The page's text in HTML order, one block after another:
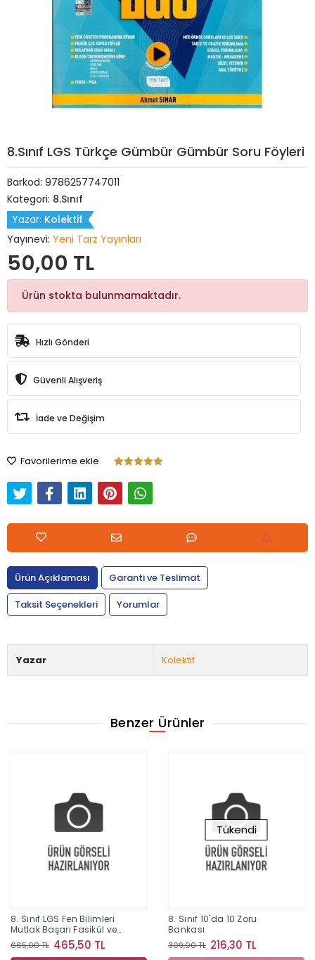
8.Sınıf LGS Türkçe Gümbür Gümbür Soru Föyleri
Barkod: 9786257747011
Kategori: 8.Sınıf
Yazar: Kolektif
Yayınevi: Yeni Tarz Yayınları
50,00 TL
Ürün stokta bulunmamaktadır.
Hızlı Gönderi
Güvenli Alışveriş
İade ve Değişim
Favorilerime ekle
Ürün Açıklaması
Garanti ve Teslimat
Taksit Seçenekleri
Yorumlar
Yazar Kolektif
Benzer Ürünler
8. Sınıf LGS Fen Bilimleri
Mutlak Başarı Fasikül ve
Soru Bankası
665,00 TL 465,50 TL
Tükendi
8. Sınıf 10'da 10 Zoru
Bankası
309,00 TL 216,30 TL